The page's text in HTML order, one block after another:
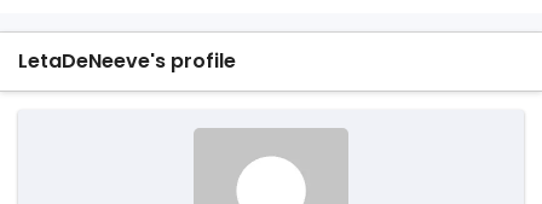
LetaDeNeeve's profile